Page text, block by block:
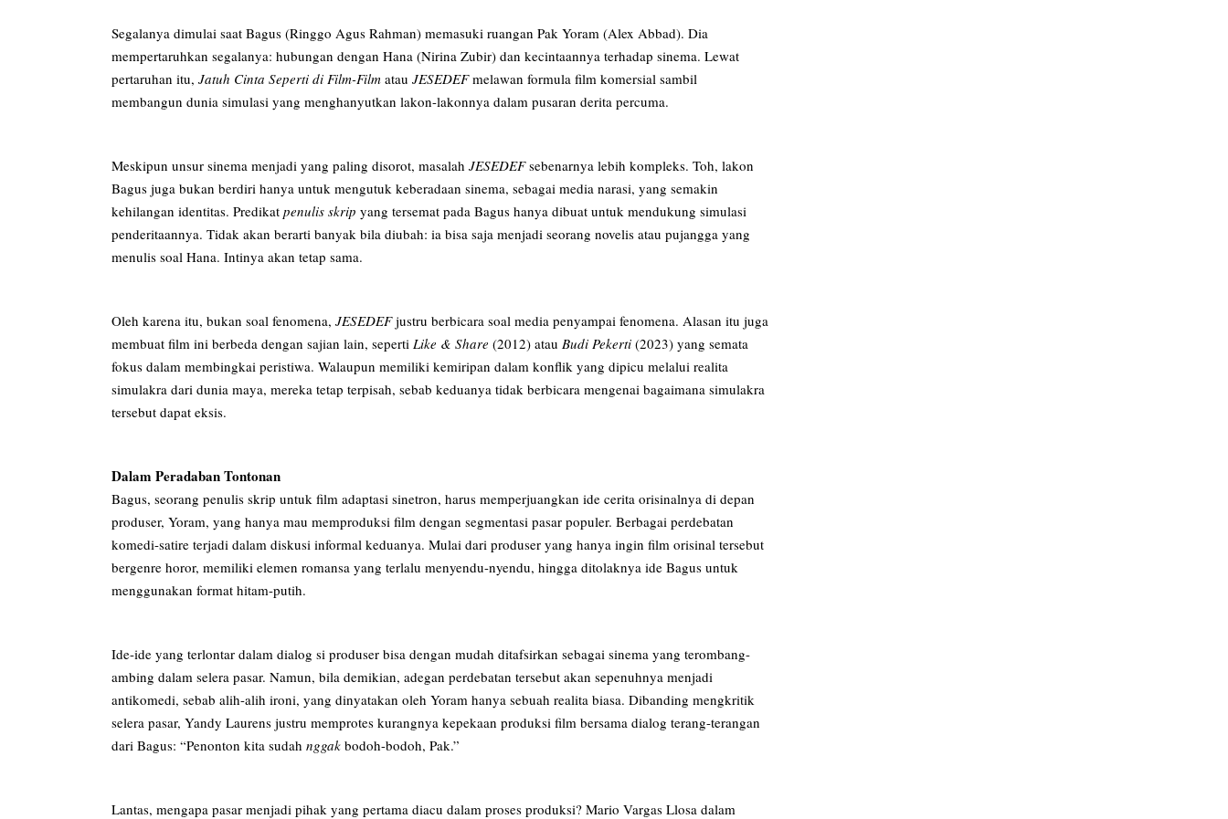
Segalanya dimulai saat Bagus (Ringgo Agus Rahman) memasuki ruangan Pak Yoram (Alex Abbad). Dia
mempertaruhkan segalanya: hubungan dengan Hana (Nirina Zubir) dan kecintaannya terhadap sinema. Lewat
pertaruhan itu, Jatuh Cinta Seperti di Film-Film atau JESEDEFmelawan formula film komersial sambil
membangun dunia simulasi yang menghanyutkan lakon-lakonnya dalam pusaran derita percuma.
Meskipun unsur sinema menjadi yang paling disorot, masalah JESEDEFsebenarnya lebih kompleks. Toh, lakon
Bagus juga bukan berdiri hanya untuk mengutuk keberadaan sinema, sebagai media narasi, yang semakin
kehilangan identitas. Predikat penulis skrip yang tersemat pada Bagus hanya dibuat untuk mendukung simulasi
penderitaannya. Tidak akan berarti banyak bila diubah: ia bisa saja menjadi seorang novelis atau pujangga yang
menulis soal Hana. Intinya akan tetap sama.
Oleh karena itu, bukan soal fenomena, JESEDEFjustru berbicara soal media penyampai fenomena. Alasan itu juga
membuat film ini berbeda dengan sajian lain, seperti Like & Share (2012) atau Budi Pekerti (2023) yang semata
fokus dalam membingkai peristiwa. Walaupun memiliki kemiripan dalam konflik yang dipicu melalui realita
simulakra dari dunia maya, mereka tetap terpisah, sebab keduanya tidak berbicara mengenai bagaimana simulakra
tersebut dapat eksis.
Dalam Peradaban Tontonan
Bagus, seorang penulis skrip untuk film adaptasi sinetron, harus memperjuangkan ide cerita orisinalnya di depan
produser, Yoram, yang hanya mau memproduksi film dengan segmentasi pasar populer. Berbagai perdebatan
komedi-satire terjadi dalam diskusi informal keduanya. Mulai dari produser yang hanya ingin film orisinal tersebut
bergenre horor, memiliki elemen romansa yang terlalu menyendu-nyendu, hingga ditolaknya ide Bagus untuk
menggunakan format hitam-putih.
Ide-ide yang terlontar dalam dialog si produser bisa dengan mudah ditafsirkan sebagai sinema yang terombang-
ambing dalam selera pasar. Namun, bila demikian, adegan perdebatan tersebut akan sepenuhnya menjadi
antikomedi, sebab alih-alih ironi, yang dinyatakan oleh Yoram hanya sebuah realita biasa. Dibanding mengkritik
selera pasar, Yandy Laurens justru memprotes kurangnya kepekaan produksi film bersama dialog terang-terangan
dari Bagus: “Penonton kita sudah nggak bodoh-bodoh, Pak.”
Lantas, mengapa pasar menjadi pihak yang pertama diacu dalam proses produksi? Mario Vargas Llosa dalam